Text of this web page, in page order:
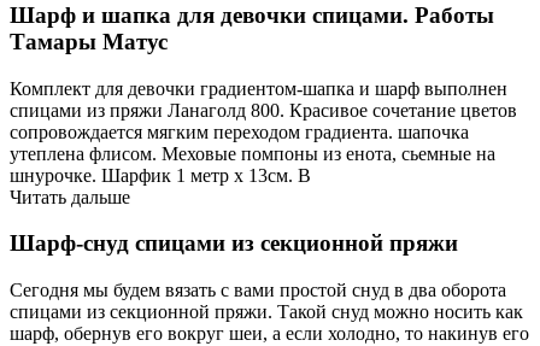
Шарф и шапка для девочки спицами. Работы
Тамары Матус
Комплект для девочки градиентом-шапка и шарф выполнен
спицами из пряжи Ланаголд 800. Красивое сочетание цветов
сопровождается мягким переходом градиента. шапочка
утеплена флисом. Меховые помпоны из енота, сьемные на
шнурочке. Шарфик 1 метр х 13см. В
Читать дальше
Шарф-снуд спицами из секционной пряжи
Сегодня мы будем вязать с вами простой снуд в два оборота
спицами из секционной пряжи. Такой снуд можно носить как
шарф, обернув его вокруг шеи, а если холодно, то накинув его